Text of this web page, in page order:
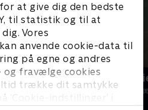
at give dig den bedste
til statistik og til at
Vores
anvende cookie-data til
på egne og andres
fravælge cookies
trække dit samtykke
’Cookie-indstillinger’ i
Spørg
TV-Shows • 1